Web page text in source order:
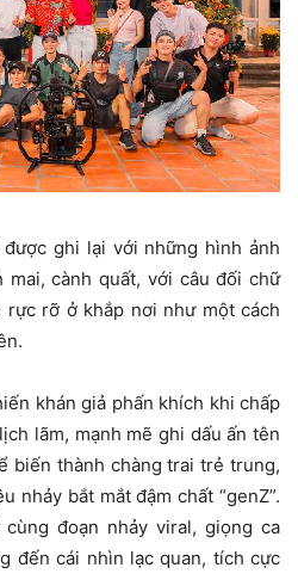
được ghi lại với những hình ảnh
cành quất, với câu đối chữ
rực rỡ ở khắp nơi như một cách
khán giả phấn khích khi chấp
lãm, mạnh mẽ ghi dấu ấn tên
biến thành chàng trai trẻ trung,
nhảy bắt mắt đậm chất “genZ”.
đoạn nhảy viral, giọng ca
đến cái nhìn lạc quan, tích cực